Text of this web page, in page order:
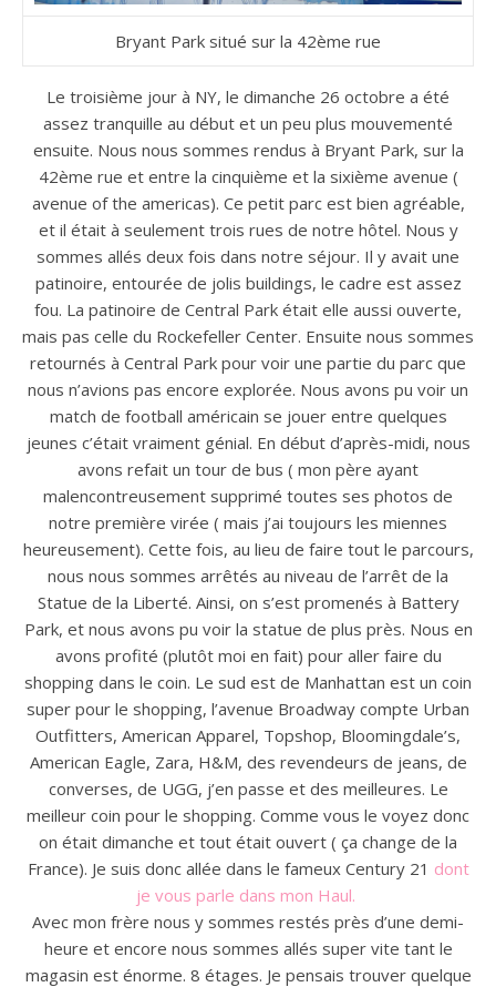
Bryant Park situé sur la 42ème rue
Le troisième jour à NY, le dimanche 26 octobre a été
assez tranquille au début et un peu plus mouvementé
ensuite. Nous nous sommes rendus à Bryant Park, sur la
42ème rue et entre la cinquième et la sixième avenue (
avenue of the americas). Ce petit parc est bien agréable,
et il était à seulement trois rues de notre hôtel. Nous y
sommes allés deux fois dans notre séjour. Il y avait une
patinoire, entourée de jolis buildings, le cadre est assez
fou. La patinoire de Central Park était elle aussi ouverte,
mais pas celle du Rockefeller Center. Ensuite nous sommes
retournés à Central Park pour voir une partie du parc que
nous n’avions pas encore explorée. Nous avons pu voir un
match de football américain se jouer entre quelques
jeunes c’était vraiment génial. En début d’après-midi, nous
avons refait un tour de bus ( mon père ayant
malencontreusement supprimé toutes ses photos de
notre première virée ( mais j’ai toujours les miennes
heureusement). Cette fois, au lieu de faire tout le parcours,
nous nous sommes arrêtés au niveau de l’arrêt de la
Statue de la Liberté. Ainsi, on s’est promenés à Battery
Park, et nous avons pu voir la statue de plus près. Nous en
avons profité (plutôt moi en fait) pour aller faire du
shopping dans le coin. Le sud est de Manhattan est un coin
super pour le shopping, l’avenue Broadway compte Urban
Outfitters, American Apparel, Topshop, Bloomingdale’s,
American Eagle, Zara, H&M, des revendeurs de jeans, de
converses, de UGG, j’en passe et des meilleures. Le
meilleur coin pour le shopping. Comme vous le voyez donc
on était dimanche et tout était ouvert ( ça change de la
France). Je suis donc allée dans le fameux Century 21 dont
je vous parle dans mon Haul.
Avec mon frère nous y sommes restés près d’une demi-
heure et encore nous sommes allés super vite tant le
magasin est énorme. 8 étages. Je pensais trouver quelque